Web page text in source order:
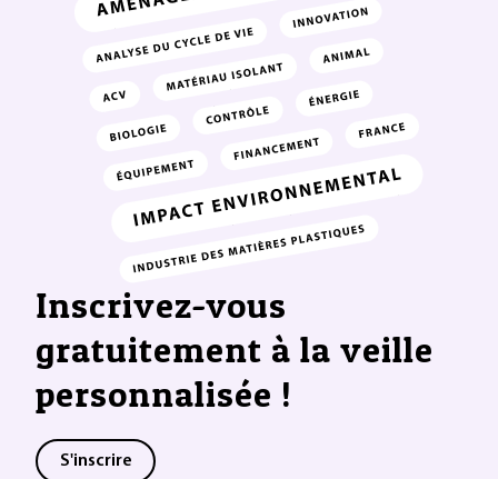
Inscrivez-vous
gratuitement à la veille
personnalisée !
S'inscrire